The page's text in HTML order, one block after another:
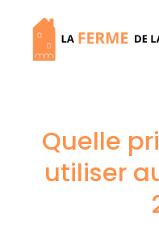
contenu
Quelle
utiliser